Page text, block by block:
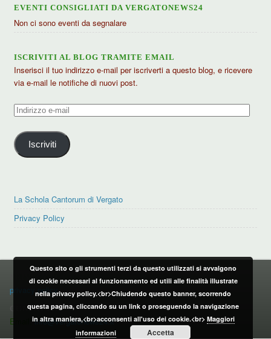
EVENTI CONSIGLIATI DA VERGATONEWS24
Non ci sono eventi da segnalare
ISCRIVITI AL BLOG TRAMITE EMAIL
Inserisci il tuo indirizzo e-mail per iscriverti a questo blog, e ricevere
via e-mail le notifiche di nuovi post.
Indirizzo
mail
Iscriviti
La Schola Cantorum di Vergato
Privacy Policy
PRIVACY POLICY
privacy policy
CONTATTI:
Email:info@vergatonews24.it
Questo sito o gli strumenti terzi da questo utilizzati si avvalgono
di cookie necessari al funzionamento ed utili alle finalità illustrate
nella privacy policy.<br>Chiudendo questo banner, scorrendo
questa pagina, cliccando su un link o proseguendo la navigazione
in altra maniera,<br>acconsenti all'uso dei cookie.<br> Maggiori
informazioni
Accetta